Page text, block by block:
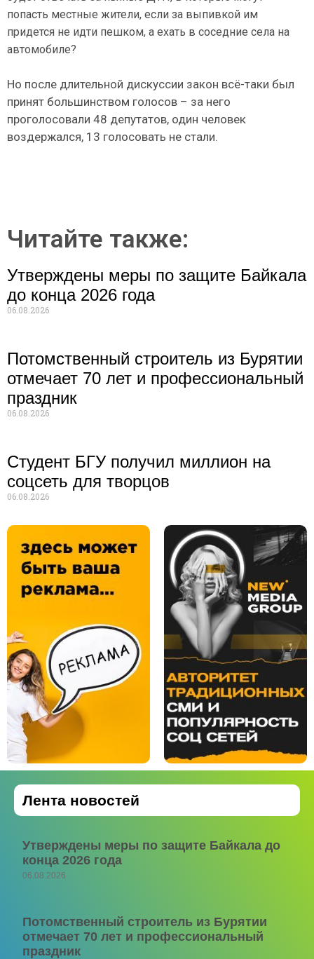
попасть местные жители, если за выпивкой им
придется не идти пешком, а ехать в соседние села на
автомобиле?
Но после длительной дискуссии закон всё-таки был
принят большинством голосов – за него
проголосовали 48 депутатов, один человек
воздержался, 13 голосовать не стали.
Читайте также:
Утверждены меры по защите Байкала
до конца 2026 года
06.08.2026
Потомственный строитель из Бурятии
отмечает 70 лет и профессиональный
праздник
06.08.2026
Студент БГУ получил миллион на
соцсеть для творцов
06.08.2026
Лента новостей
Утверждены меры по защите Байкала до
конца 2026 года
06.08.2026
Потомственный строитель из Бурятии
отмечает 70 лет и профессиональный
праздник